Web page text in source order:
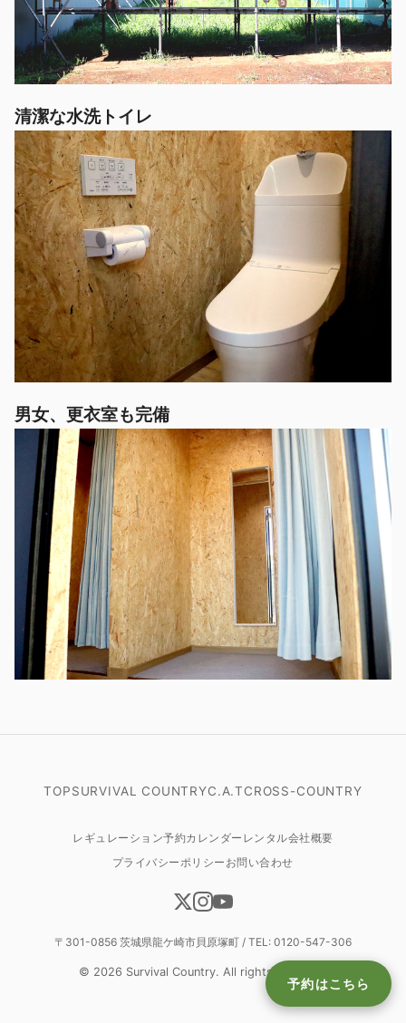
清潔な水洗トイレ
男女、更衣室も完備
TOPSURVIVAL COUNTRYC.A.TCROSS-COUNTRY
レギュレーション予約カレンダー レンタル会社概要
プライバシーポリシー お問い合わせ
〒301-0856 茨城県龍ケ崎市貝原塚町 / TEL: 0120-547-306
© 2026 Survival Country. All rights reserved.
予約はこちら